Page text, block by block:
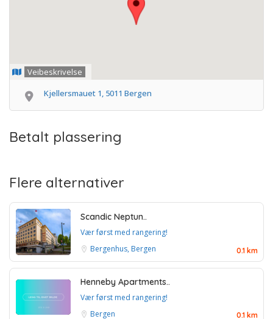
Veibeskrivelse
Kjellersmauet 1, 5011 Bergen
Betalt plassering
Flere alternativer
Scandic Neptun..
Vær først med rangering!
Bergenhus, Bergen
0.1 km
Henneby Apartments..
Vær først med rangering!
Bergen
0.1 km